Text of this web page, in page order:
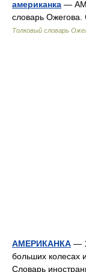
американка —
словарь
Толковый словарь
АМЕРИКАНКА —
больших колесах
Словарь